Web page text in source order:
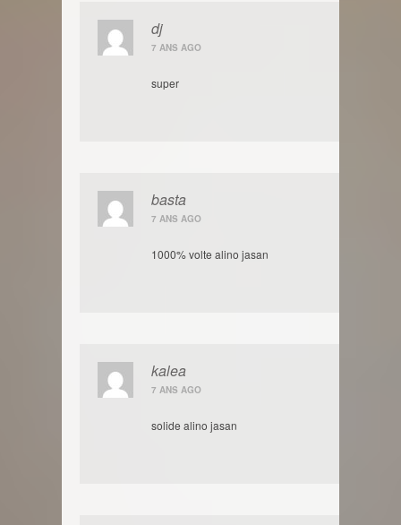
dj
7 ANS AGO
super
basta
7 ANS AGO
1000% volte alino jasan
kalea
7 ANS AGO
solide alino jasan